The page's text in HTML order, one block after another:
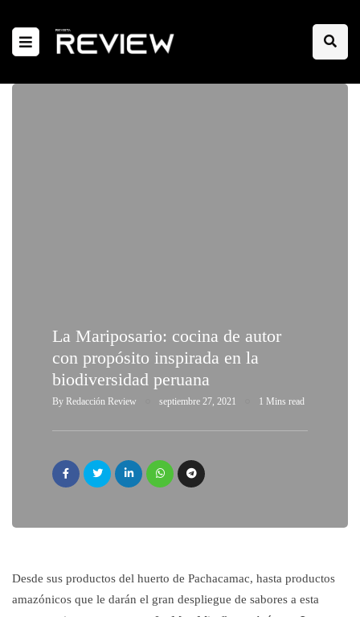
La Mariposario: cocina de autor
con propósito inspirada en la
biodiversidad peruana
By Redacción Review septiembre 27, 2021 1 Mins read
Desde sus productos del huerto de Pachacamac, hasta productos
amazónicos que le darán el gran despliegue de sabores a esta